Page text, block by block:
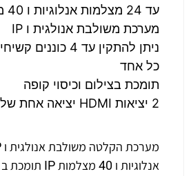
עד 24 מצלמות אנלוגיות ו 40 מצלמות IP
מערכת משולבת אנולגית ו IP
כל אחד
תומכת בצילום וכיסוי קופה
2 יציאות HDMI יציאה אחת של VGA